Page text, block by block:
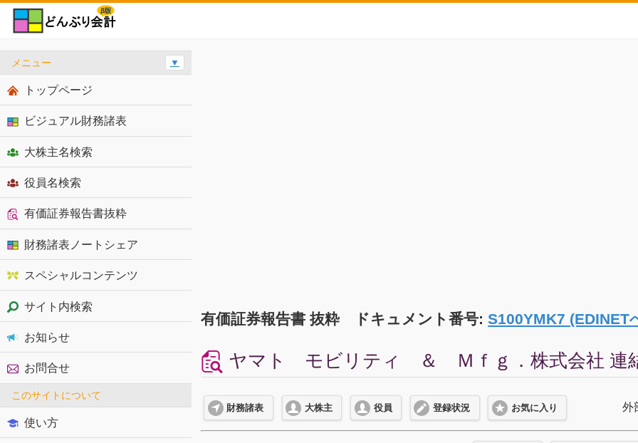
有価証券報告書 抜粋 ドキュメント番号:S100YMK7 (EDINET
ヤマト モビリティ ＆ Ｍｆｇ．株式会社 連
財務諸表 大株主 役員 登録状況 お気に入り 外
メニュー ▼
トップページ
ビジュアル財務諸表
大株主名検索
役員名検索
有価証券報告書抜粋
財務諸表ノートシェア
スペシャルコンテンツ
サイト内検索
お知らせ
お問合せ
このサイトについて
使い方